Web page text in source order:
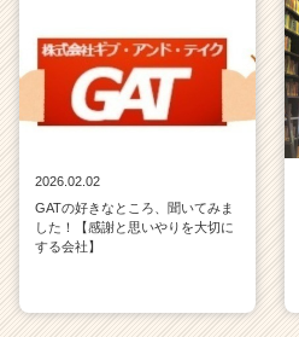
2026.02.02
GATの好きなところ、聞いてみま
した！【感謝と思いやりを大切に
する会社】